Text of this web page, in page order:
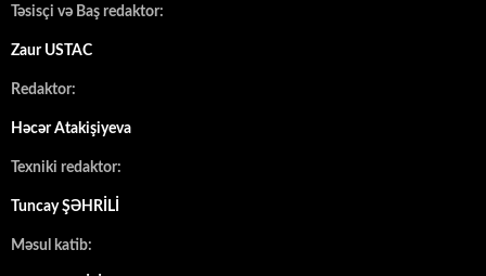
Təsisçi və Baş redaktor:
Zaur USTAC
Redaktor:
Həcər Atakişiyeva
Texniki redaktor:
Tuncay ŞƏHRİLİ
Məsul katib: